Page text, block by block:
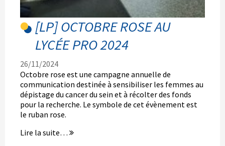
[LP] OCTOBRE ROSE AU
LYCÉE PRO 2024
26/11/2024
Octobre rose est une campagne annuelle de
communication destinée à sensibiliser les femmes au
dépistage du cancer du sein et à récolter des fonds
pour la recherche. Le symbole de cet évènement est
le ruban rose.
[LP]
Lire la suite…